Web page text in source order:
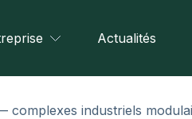
Actualités
complexes industriels